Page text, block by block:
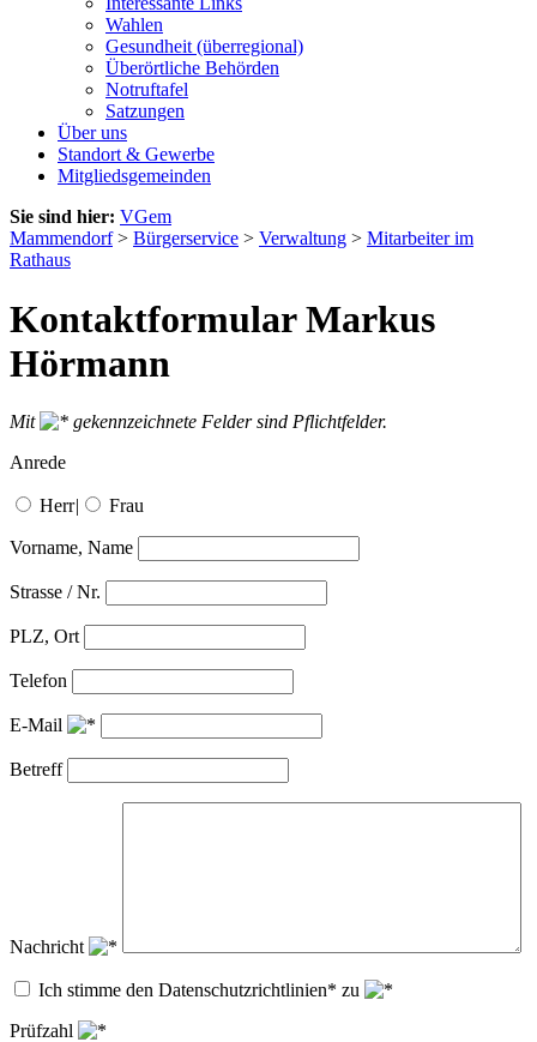
Wahlen
Gesundheit (überregional)
Überörtliche Behörden
Notruftafel
Satzungen
Über uns
Standort & Gewerbe
Mitgliedsgemeinden
Sie sind hier: VGem
Mammendorf> Bürgerservice > Verwaltung > Mitarbeiter im
Rathaus
Kontaktformular Markus
Hörmann
Mit
gekennzeichnete Felder sind Pflichtfelder.
Anrede
Herr| Frau
Vorname, Name
Strasse / Nr.
PLZ, Ort
Telefon
E-Mail
Betreff
Nachricht
Ich stimme den Datenschutzrichtlinien* zu
Prüfzahl